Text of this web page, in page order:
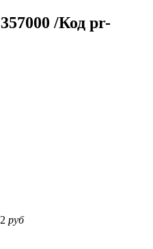
/Код pr-
руб